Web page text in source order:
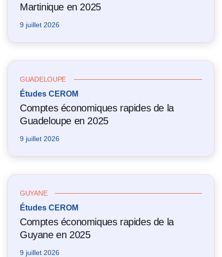
Martinique en 2025
9 juillet 2026
GUADELOUPE
Études CEROM
Comptes économiques rapides de la
Guadeloupe en 2025
9 juillet 2026
GUYANE
Études CEROM
Comptes économiques rapides de la
Guyane en 2025
9 juillet 2026